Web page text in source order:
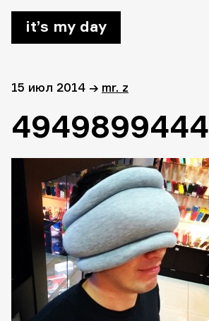
it’s my day
15 июл 2014 → mr. z
4949899444